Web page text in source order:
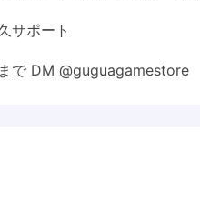
サポート
で DM @guguagamestore